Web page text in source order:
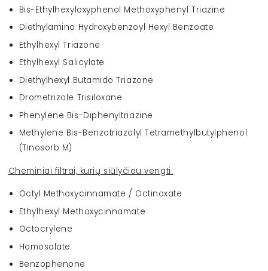
Bis-Ethylhexyloxyphenol Methoxyphenyl Triazine
Diethyl­amino Hydroxy­benzoyl Hexyl Benzoate
Ethylhexyl Triazone
Ethylhexyl Salicylate
Diethylhexyl Butamido Triazone
Drometrizole Trisiloxane
Phenylene Bis-Diphenyl­triazine
Methylene Bis-Benzotriazolyl Tetramethylbutylphenol
(Tinosorb M)
Cheminiai filtrai, kurių siūlyčiau vengti:
Octyl Methoxy­cinnamate / Octinoxate
Ethylhexyl Methoxycinnamate
Octocrylene
Homosalate
Benzophenone